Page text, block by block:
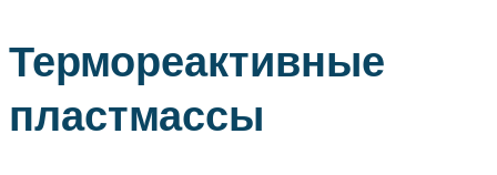
Термореактивные
пластмассы